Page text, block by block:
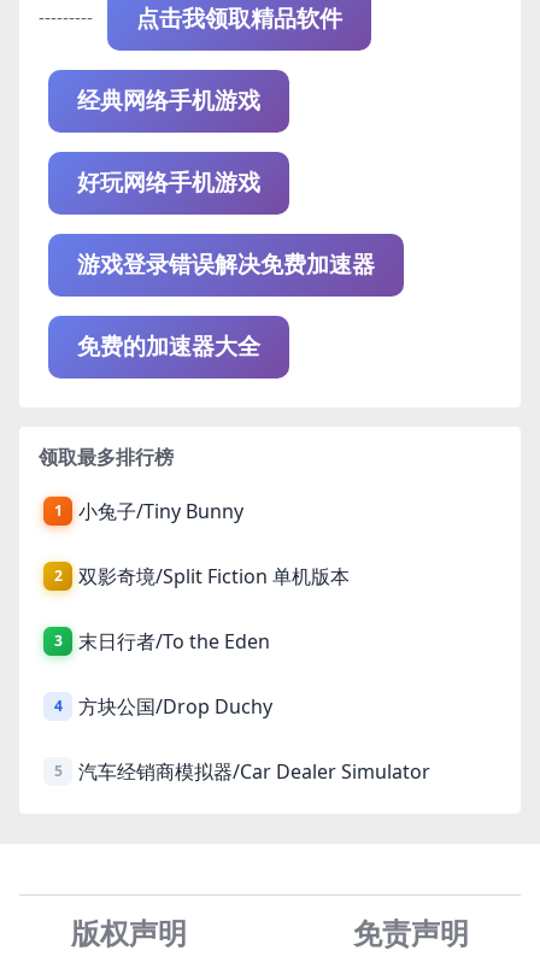
--------- 点击我领取精品软件
经典网络手机游戏
好玩网络手机游戏
游戏登录错误解决免费加速器
免费的加速器大全
领取最多排行榜
1 小兔子/Tiny Bunny
2 双影奇境/Split Fiction 单机版本
3 末日行者/To the Eden
4 方块公国/Drop Duchy
5 汽车经销商模拟器/Car Dealer Simulator
版权声明 免责声明